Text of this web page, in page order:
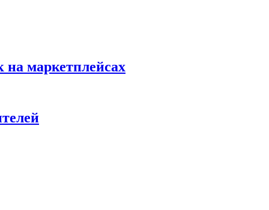
на маркетплейсах